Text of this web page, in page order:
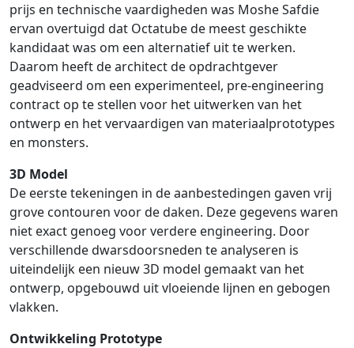
prijs en technische vaardigheden was Moshe Safdie
ervan overtuigd dat Octatube de meest geschikte
kandidaat was om een alternatief uit te werken.
Daarom heeft de architect de opdrachtgever
geadviseerd om een experimenteel, pre-engineering
contract op te stellen voor het uitwerken van het
ontwerp en het vervaardigen van materiaalprototypes
en monsters.
3D Model
De eerste tekeningen in de aanbestedingen gaven vrij
grove contouren voor de daken. Deze gegevens waren
niet exact genoeg voor verdere engineering. Door
verschillende dwarsdoorsneden te analyseren is
uiteindelijk een nieuw 3D model gemaakt van het
ontwerp, opgebouwd uit vloeiende lijnen en gebogen
vlakken.
Ontwikkeling Prototype